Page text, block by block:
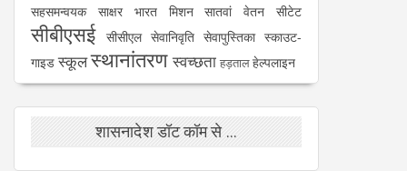
सहसमन्वयक
साक्षर भारत मिशन सातवां वेतन सीटेट
सीबीएसई सीसीएल सेवानिवृति सेवापुस्तिका स्काउट-
गाइड स्कूलस्थानांतरण स्वच्छता हड़तालहेल्पलाइन
शासनादेश डॉट कॉम से ...